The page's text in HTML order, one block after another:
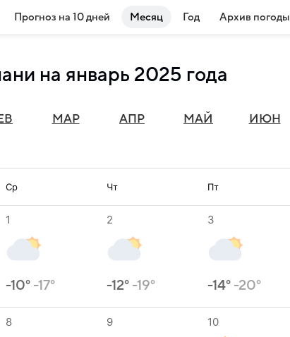
Прогноз на 10 дней Месяц Год Архив погоды
на январь 2025 года
МАР АПР МАЙ ИЮН
Ср Чт Пт
1
-10° -17°
2
-12° -19°
3
-14° -20°
8 9 10